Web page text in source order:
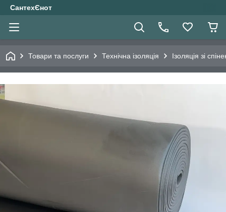
СантехЄнот
Товари та послуги Технічна ізоляція Ізоляція зі